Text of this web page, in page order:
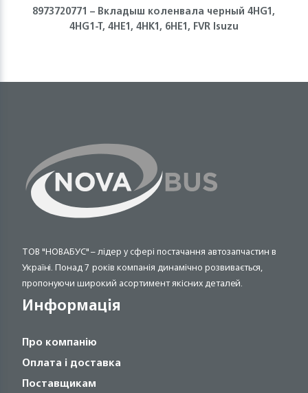
8973720771 – Вкладыш коленвала черный 4HG1,
4HG1-T, 4HE1, 4HK1, 6НЕ1, FVR Isuzu
ТОВ "НОВАБУС" – лідер у сфері постачання автозапчастин в
Україні. Понад 7 років компанія динамічно розвивається,
пропонуючи широкий асортимент якісних деталей.
Информація
Про компанію
Оплата і доставка
Поставщикам